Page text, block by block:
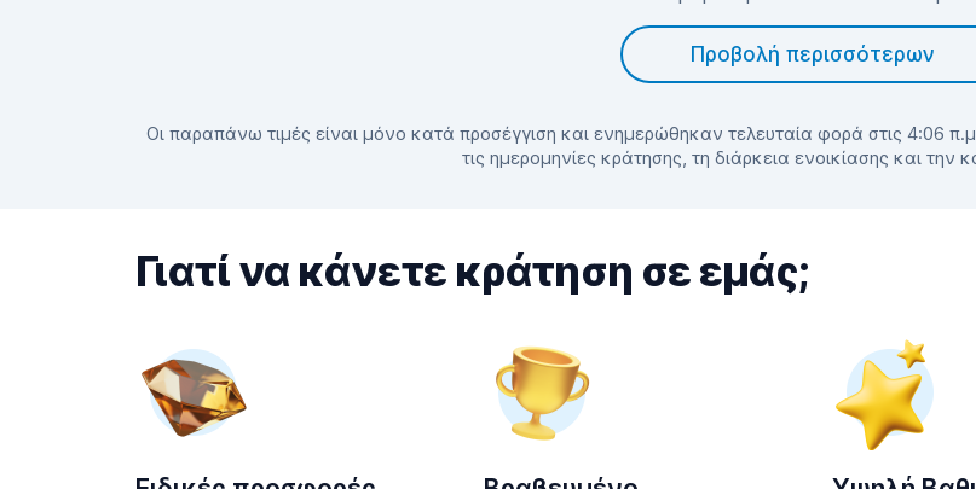
Προβολή περισσότερων
Οι παραπάνω τιμές είναι μόνο κατά προσέγγιση και ενημερώθηκαν τελευταία φορά στις 4:06
τις ημερομηνίες κράτησης, τη διάρκεια ενοικίασης και την
Γιατί να κάνετε κράτηση σε εμάς;